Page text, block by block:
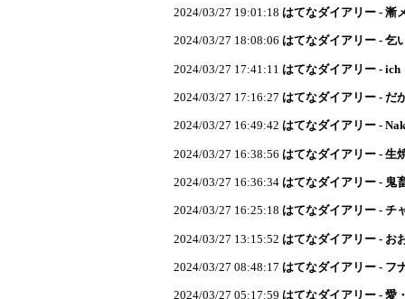
2024/03/27 19:01:18 はてなダイアリー - 漸
2024/03/27 18:08:06 はてなダイアリー - 乞
2024/03/27 17:41:11 はてなダイアリー - ich
2024/03/27 17:16:27 はてなダイアリー - だ
2024/03/27 16:49:42 はてなダイアリー -
2024/03/27 16:38:56 はてなダイアリー - 生
2024/03/27 16:36:34 はてなダイアリー - 鬼
2024/03/27 16:25:18 はてなダイアリー - チ
2024/03/27 13:15:52 はてなダイアリー - お
2024/03/27 08:48:17 はてなダイアリー - フ
2024/03/27 05:17:59 はてなダイアリー - 愛